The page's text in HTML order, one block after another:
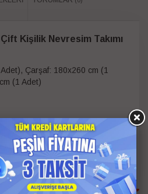
Kişilik Nevresim Takımı
Çarşaf: 180x260 cm (1
(1 Adet)